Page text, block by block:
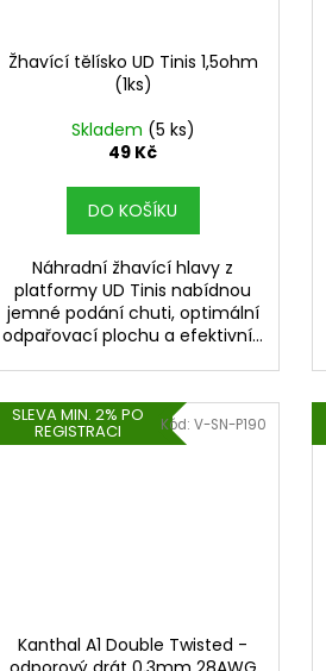
Žhavící tělísko UD Tinis 1,5ohm
(1ks)
Skladem (5 ks)
49 Kč
DO KOŠÍKU
Náhradní žhavící hlavy z
platformy UD Tinis nabídnou
jemné podání chuti, optimální
odpařovací plochu a efektivní...
SLEVA MIN. 2% PO
REGISTRACI
Kanthal A1 Double Twisted -
Kód: V-SN-P190
Původně: 195 Kč